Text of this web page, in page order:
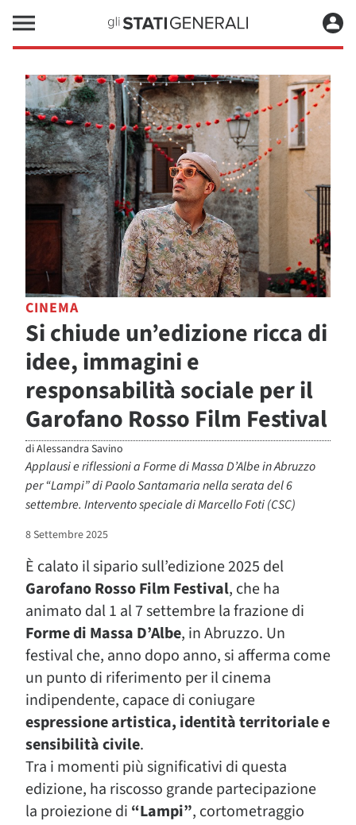
CINEMA
Si chiude un’edizione ricca di
idee, immagini e
responsabilità sociale per il
Garofano Rosso Film Festival
diAlessandra Savino
Applausi e riflessioni a Forme di Massa D’Albe in Abruzzo
per “Lampi” di Paolo Santamaria nella serata del 6
settembre. Intervento speciale di Marcello Foti (CSC)
8 Settembre 2025
È calato il sipario sull’edizione 2025 del
Garofano Rosso Film Festival, che ha
animato dal 1 al 7 settembre la frazione di
Forme di Massa D’Albe, in Abruzzo. Un
festival che, anno dopo anno, si afferma come
un punto di riferimento per il cinema
indipendente, capace di coniugare
espressione artistica, identità territoriale e
sensibilità civile.
Tra i momenti più significativi di questa
edizione, ha riscosso grande partecipazione
la proiezione di “Lampi”, cortometraggio